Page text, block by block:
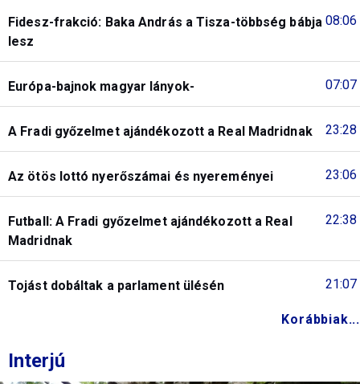
08:06
Fidesz-frakció: Baka András a Tisza-többség bábja
lesz
07:07
Európa-bajnok magyar lányok-
23:28
A Fradi győzelmet ajándékozott a Real Madridnak
23:06
Az ötös lottó nyerőszámai és nyereményei
22:38
Futball: A Fradi győzelmet ajándékozott a Real
Madridnak
21:07
Tojást dobáltak a parlament ülésén
Korábbiak...
Interjú